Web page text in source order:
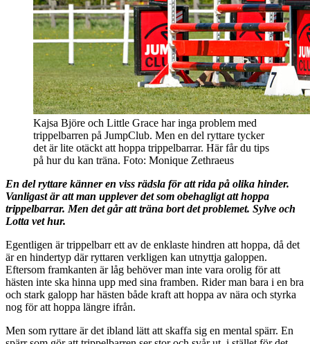
Kajsa Björe och Little Grace har inga problem med
trippelbarren på JumpClub. Men en del ryttare tycker
det är lite otäckt att hoppa trippelbarrar. Här får du tips
på hur du kan träna. Foto: Monique Zethraeus
En del ryttare känner en viss rädsla för att rida på olika hinder.
Vanligast är att man upplever det som obehagligt att hoppa
trippelbarrar. Men det går att träna bort det problemet. Sylve och
Lotta vet hur.
Egentligen är trippelbarr ett av de enklaste hindren att hoppa, då det
är en hindertyp där ryttaren verkligen kan utnyttja galoppen.
Eftersom framkanten är låg behöver man inte vara orolig för att
hästen inte ska hinna upp med sina framben. Rider man bara i en bra
och stark galopp har hästen både kraft att hoppa av nära och styrka
nog för att hoppa längre ifrån.
Men som ryttare är det ibland lätt att skaffa sig en mental spärr. En